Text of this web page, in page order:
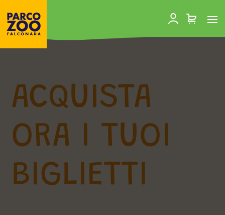
ACQUISTA
ORA I TUOI
BIGLIETTI